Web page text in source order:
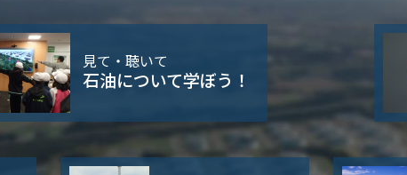
見て・聴いて
石油について学ぼう！